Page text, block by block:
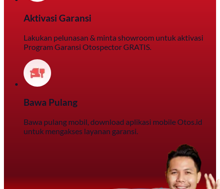
Aktivasi Garansi
Lakukan pelunasan & minta showroom untuk aktivasi
Program Garansi Otospector GRATIS.
Bawa Pulang
Bawa pulang mobil, download aplikasi mobile Otos.id
untuk mengakses layanan garansi.